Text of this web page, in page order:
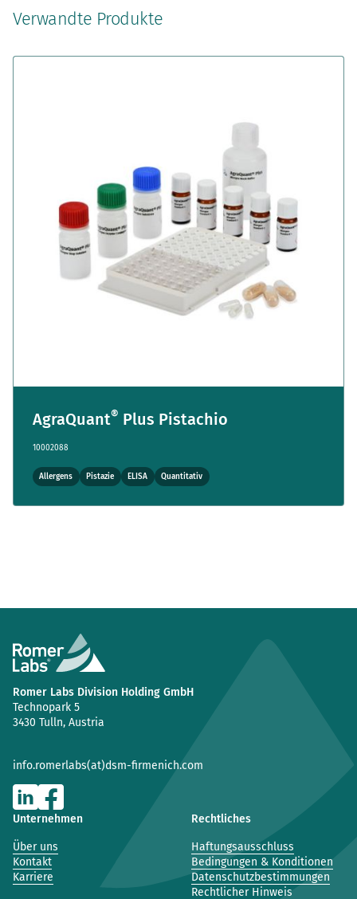
Verwandte Produkte
AgraQuant® Plus Pistachio
10002088
Allergens Pistazie ELISA Quantitativ
Romer Labs Division Holding GmbH
Technopark 5
3430 Tulln, Austria
info.romerlabs(at)dsm-firmenich.com
Unternehmen
Über uns
Kontakt
Karriere
Rechtliches
Haftungsausschluss
Bedingungen & Konditionen
Datenschutzbestimmungen
Rechtlicher Hinweis